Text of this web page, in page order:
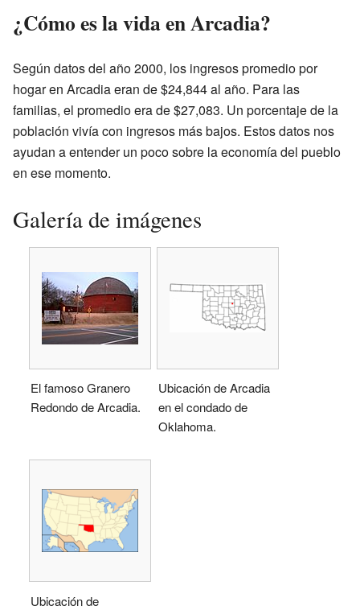
¿Cómo es la vida en Arcadia?
Según datos del año 2000, los ingresos promedio por
hogar en Arcadia eran de $24,844 al año. Para las
familias, el promedio era de $27,083. Un porcentaje de la
población vivía con ingresos más bajos. Estos datos nos
ayudan a entender un poco sobre la economía del pueblo
en ese momento.
Galería de imágenes
El famoso Granero
Redondo de Arcadia.
Ubicación de Arcadia
en el condado de
Oklahoma.
Ubicación de